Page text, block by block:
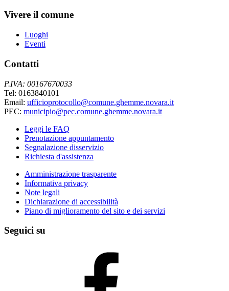
Vivere il comune
Luoghi
Eventi
Contatti
P.IVA: 00167670033
Tel: 0163840101
Email: ufficioprotocollo@comune.ghemme.novara.it
PEC: municipio@pec.comune.ghemme.novara.it
Leggi le FAQ
Prenotazione appuntamento
Segnalazione disservizio
Richiesta d'assistenza
Amministrazione trasparente
Informativa privacy
Note legali
Dichiarazione di accessibilità
Piano di miglioramento del sito e dei servizi
Seguici su